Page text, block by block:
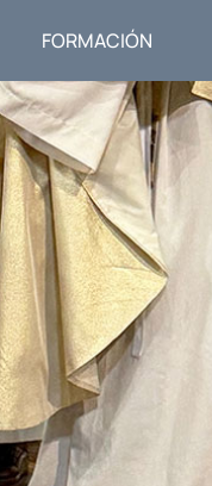
FORMACIÓN